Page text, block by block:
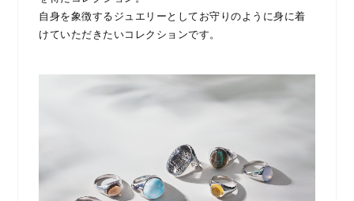
自身を象徴するジュエリーとしてお守りのように身に着
けていただきたいコレクションです。